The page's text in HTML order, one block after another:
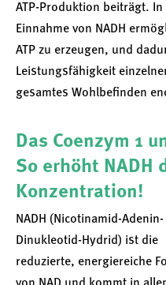
ATP-Produktion beiträgt.
Einnahme von NADH
ATP zu erzeugen, und
Leistungsfähigkeit
gesamtes Wohlbefinden
Das Coenzym 1
So erhöht NADH
Konzentration!
NADH (Nicotinamid-Adenin-
Dinukleotid-Hydrid) ist die
reduzierte, energiereiche